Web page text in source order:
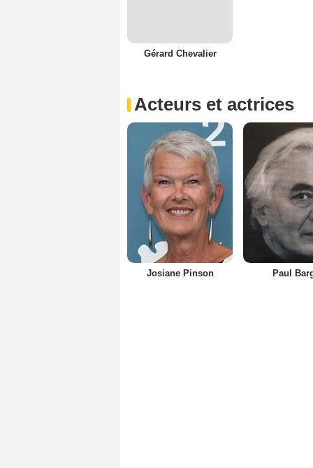
Gérard Chevalier
Acteurs et actrices
Josiane Pinson Paul